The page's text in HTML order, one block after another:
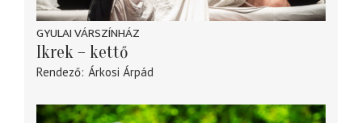
GYULAI VÁRSZÍNHÁZ
Ikrek – kettő
Rendező Árkosi Árpád